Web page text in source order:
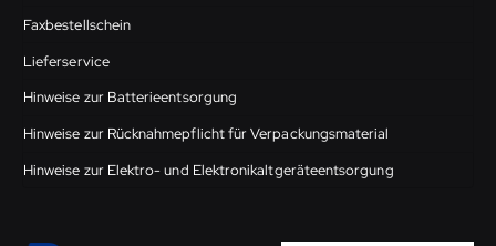
Faxbestellschein
Lieferservice
Hinweise zur Batterieentsorgung
Hinweise zur Rücknahmepflicht für Verpackungsmaterial
Hinweise zur Elektro- und Elektronikaltgeräteentsorgung